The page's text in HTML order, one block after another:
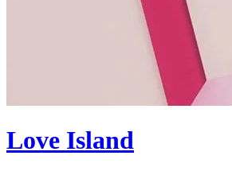
Love Island